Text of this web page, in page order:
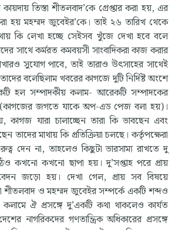
তিস্তা শীতলবাদ’কে গ্রেপ্তার করা হয়, এর
হয় মহম্মদ জুবেইর’কে। তাই ২৬ তারিখ থেকে
কি লেখা হচ্ছে সেইসব খুঁজে দেখা হবে বলে
সাথে কর্মরত কমবয়সী সাংবাদিকরা কাজ করার
সুযোগ পাবে, তাই তারাও উৎসাহের সাথেই
বলেছিলাম খবরের কাগজে দুটি নির্দিষ্ট অংশে
হল সম্পাদকীয় কলাম- আরেকটি সম্পাদকের
(কাগজের জগতে যাকে অপ-এড পেজ বলা হয়)।
যারা চালাচ্ছেন তারা কি ভাবছেন এবং
তাদের মাথায় কি প্রতিক্রিয়া চলছে। কর্তৃপক্ষেরা
দেন না, তাহলেও কিছুটা ভারসাম্য রাখতে দু
কখনো কখনো ছাপা হয়। দু’সপ্তাহ পরে প্রায়
জড়ো হয়। দেখা গেল, প্রায় সব বিষয়ে
শীতলবাদ ও মহম্মদ জুবেইর সম্পর্কে একটি শব্দও
ঐ প্রসঙ্গে দু’একটি কথা থাকলেও কার্যত
নাগরিকদের গণতান্ত্রিক অধিকারের প্রসঙ্গে